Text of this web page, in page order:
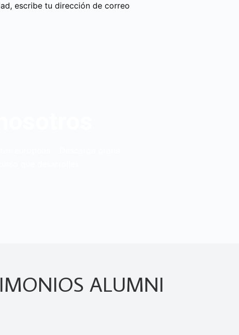
escribe tu dirección de correo
ALUMNI